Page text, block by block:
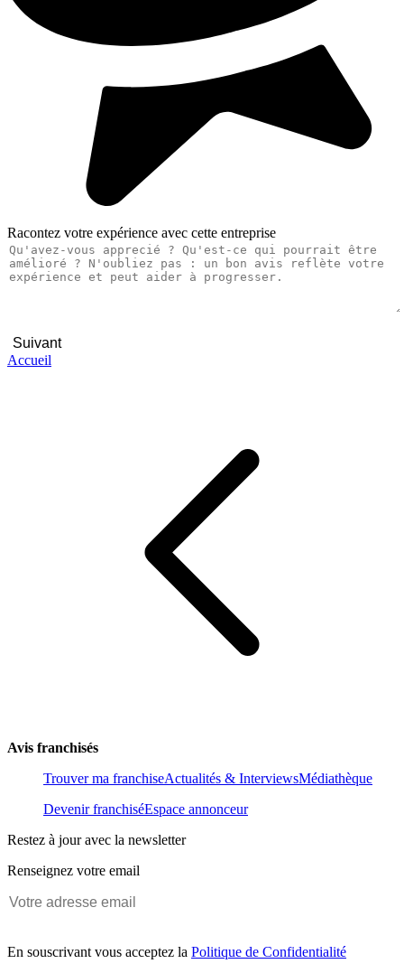
Racontez votre expérience avec cette entreprise
Suivant
Accueil
Avis franchisés
Trouver ma franchiseActualités & InterviewsMédiathèque
Devenir franchiséEspace annonceur
Restez à jour avec la newsletter
Renseignez votre email
En souscrivant vous acceptez la Politique de Confidentialité